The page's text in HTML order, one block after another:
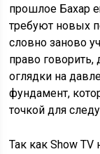
прошлое Бахар
требуют новых
словно заново
право
оглядки на
фундамент,
точкой для
Так как Show TV